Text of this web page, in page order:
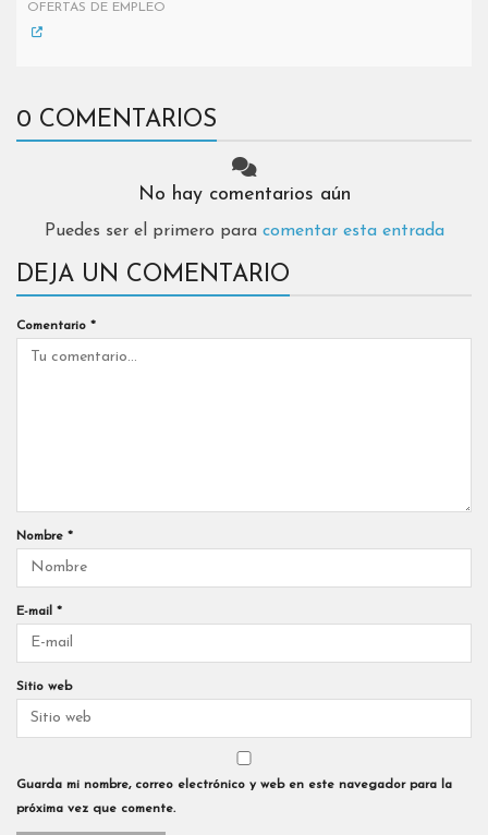
OFERTAS DE EMPLEO
0 COMENTARIOS
No hay comentarios aún
Puedes ser el primero para comentar esta entrada
DEJA UN COMENTARIO
Comentario *
Nombre *
E-mail *
Sitio web
Guarda mi nombre, correo electrónico y web en este navegador para la
próxima vez que comente.